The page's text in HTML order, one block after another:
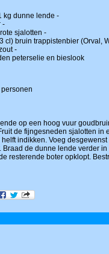
kg dunne lende -
-
sjalotten -
cl) bruin trappistenbier (Orval,
-
peterselie en bieslook
op een hoog vuur
de fijngesneden sjalotten in
helft indikken. Voeg
Braad de dunne lende verder
resterende boter opklopt.